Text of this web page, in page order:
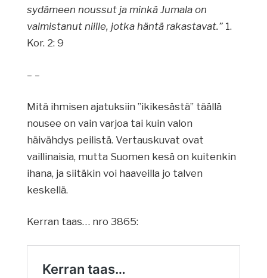
sydämeen noussut ja minkä Jumala on
valmistanut niille, jotka häntä rakastavat.”1.
Kor. 2: 9
– –
Mitä ihmisen ajatuksiin ”ikikesästä” täällä
nousee on vain varjoa tai kuin valon
häivähdys peilistä. Vertauskuvat ovat
vaillinaisia, mutta Suomen kesä on kuitenkin
ihana, ja siitäkin voi haaveilla jo talven
keskellä.
Kerran taas… nro 3865: